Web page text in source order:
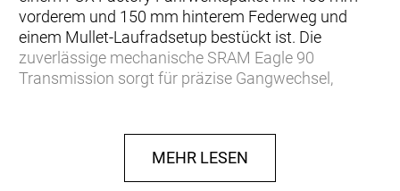
vorderem und 150 mm hinterem Federweg und
einem Mullet-Laufradsetup bestückt ist. Die
zuverlässige mechanische SRAM Eagle 90
Transmission sorgt für präzise Gangwechsel,
Anpassen, shredden, wiederholen
MEHR LESEN